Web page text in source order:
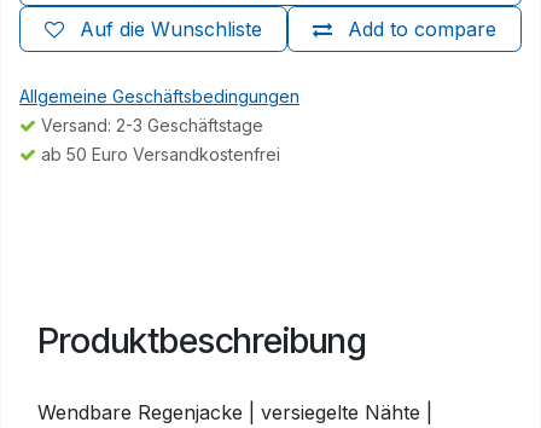
Add to compare
Auf die Wunschliste
Allgemeine Geschäftsbedingungen
Versand: 2-3 Geschäftstage
ab 50 Euro Versandkostenfrei
Produktbeschreibung
Wendbare Regenjacke | versiegelte Nähte |